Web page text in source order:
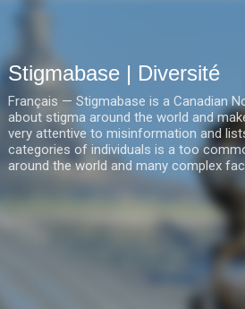
Stigmabase | Diversité
Français — Stigmabase is a Canadian
about stigma around the world and
very attentive to misinformation and
categories of individuals is a too
around the world and many complex